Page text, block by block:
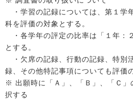
・学習の記録については、第１学
科を評価の対象とする。
・各学年の評定の比率は「１年：
とする。
・欠席の記録、行動の記録、特別
録、その他特記事項についても評価
※ 出願時に「Ａ」、「Ｂ」、「Ｃ」
択する